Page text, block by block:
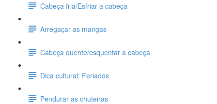
Cabeça fria/Esfriar a cabeça
Arregaçar as mangas
Cabeça quente/esquentar a cabeça
Dica cultural: Feriados
Pendurar as chuteiras